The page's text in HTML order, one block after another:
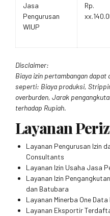
Jasa
Pengurusan
WIUP
Rp.
Disclaimer:
Biaya izin pertambangan
seperti: Biaya produksi,
overburden, Jarak
terhadap Rupiah.
Layanan
Layanan Pengurusan Izin
Consultants
Layanan Izin Usaha Jasa
Layanan Izin
dan Batubara
Layanan Minerba One Data
Layanan Eksportir